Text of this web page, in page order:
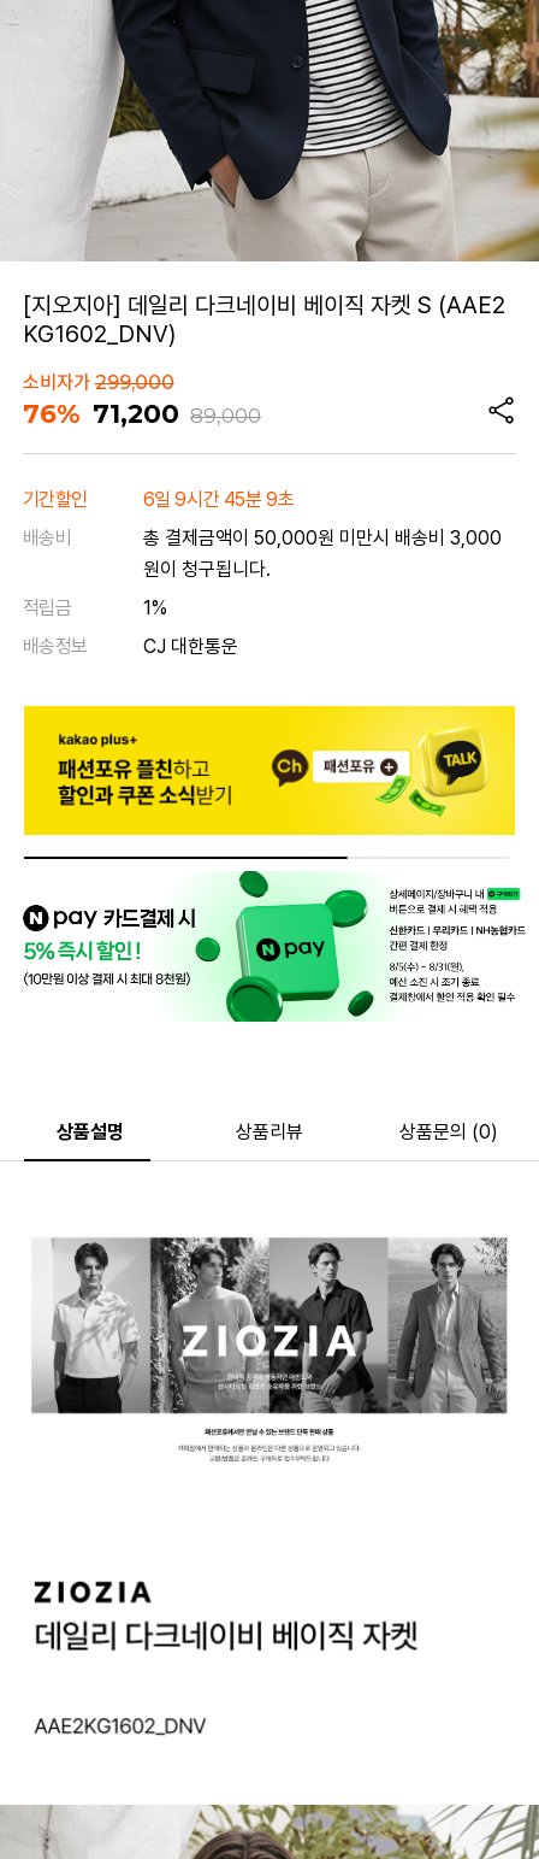
[지오지아] 데일리 다크네이비 베이직 자켓 S (AAE2
KG1602_DNV)
소비자가299,000
76% 71,200 89,000
기간할인
6일 9시간 45분 9초
배송비
총 결제금액이 50,000원 미만시 배송비 3,000
원이 청구됩니다.
적립금
1%
배송정보
CJ 대한통운
상품설명 상품리뷰 상품문의 (0)